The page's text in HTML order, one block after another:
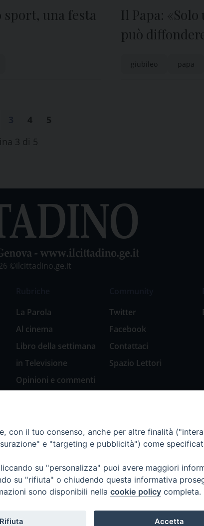
una festa
Il Papa:
può
giubileo papa
4
5
3 di 5
©ilcittadino.ge.it
La Parola
Al cinema
Libro della settimana
in Televisione
Opinioni e commenti
in Diocesi
nella Diocesi di
Genova
Twitter
Facebook
Contattaci
Spazio Lettori
con il tuo consenso, anche per altre finalità
e "targeting e pubblicità") come
su "personalizza" puoi avere maggiori
su "rifiuta" o chiudendo questa informativa
sono disponibili nella cookie policy completa.
Rifiuta Accetta